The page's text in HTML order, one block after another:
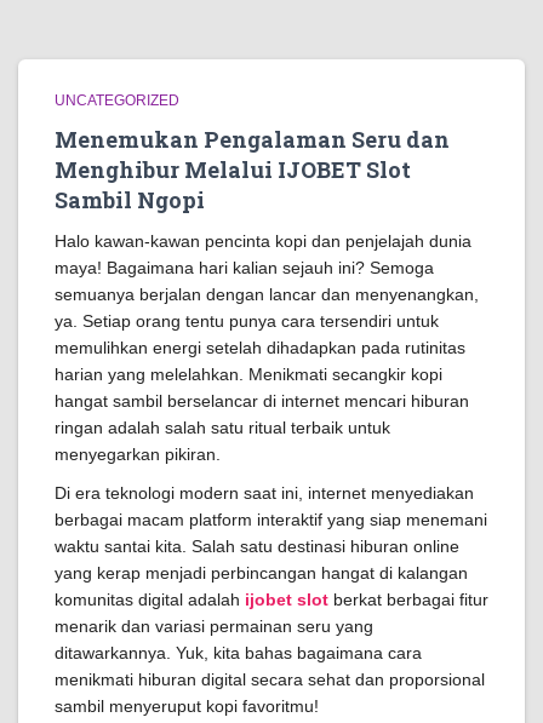
UNCATEGORIZED
Menemukan Pengalaman Seru dan
Menghibur Melalui IJOBET Slot
Sambil Ngopi
Halo kawan-kawan pencinta kopi dan penjelajah dunia
maya! Bagaimana hari kalian sejauh ini? Semoga
semuanya berjalan dengan lancar dan menyenangkan,
ya. Setiap orang tentu punya cara tersendiri untuk
memulihkan energi setelah dihadapkan pada rutinitas
harian yang melelahkan. Menikmati secangkir kopi
hangat sambil berselancar di internet mencari hiburan
ringan adalah salah satu ritual terbaik untuk
menyegarkan pikiran.
Di era teknologi modern saat ini, internet menyediakan
berbagai macam platform interaktif yang siap menemani
waktu santai kita. Salah satu destinasi hiburan online
yang kerap menjadi perbincangan hangat di kalangan
komunitas digital adalah ijobet slot berkat berbagai fitur
menarik dan variasi permainan seru yang
ditawarkannya. Yuk, kita bahas bagaimana cara
menikmati hiburan digital secara sehat dan proporsional
sambil menyeruput kopi favoritmu!